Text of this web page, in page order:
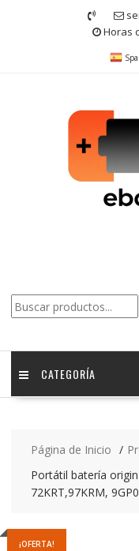
Horas
CATEGORÍA
Página de Inicio
Portátil batería
72KRT,97KRM,
¡OFERTA!